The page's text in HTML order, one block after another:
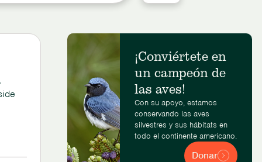
¡Conviértete en
un campeón de
las aves!
Con su apoyo, estamos
conservando las aves
silvestres y sus hábitats en
todo el continente americano.
Donar